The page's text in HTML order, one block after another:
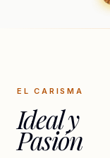
EL CARISMA
Ideal y
Pasión